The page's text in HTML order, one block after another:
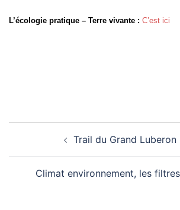
L’écologie pratique – Terre vivante : C’est ici
Trail du Grand Luberon
Climat environnement, les